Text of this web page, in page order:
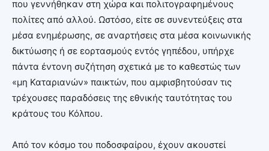
που γεννήθηκαν στη χώρα και πολιτογραφημένους
πολίτες από αλλού. Ωστόσο, είτε σε συνεντεύξεις στα
μέσα ενημέρωσης, σε αναρτήσεις στα μέσα κοινωνικής
δικτύωσης ή σε εορτασμούς εντός γηπέδου, υπήρχε
πάντα έντονη συζήτηση σχετικά με το καθεστώς των
«μη Καταριανών» παικτών, που αμφισβητούσαν τις
τρέχουσες παραδόσεις της εθνικής ταυτότητας του
κράτους του Κόλπου.
Από τον κόσμο του ποδοσφαίρου, έχουν ακουστεί